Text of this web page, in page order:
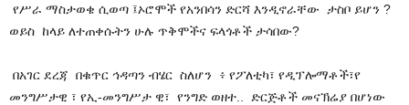
የሥራ ማስታወቄ ሲወጣ ፤ኦሮሞች የአንበሳን ድርሻ እንዲኖራቸው ታስቦ ይሆን ?
ወይስ ከላይ ለተጠቀሱትን ሁሉ ጥቅሞችና ፍላጎቶች ታሳበው?
በአገር ደረጃ በቁጥር ኅዳጣን ብሄር ስለሆን ፥ የፖለቲካ፣ የዲፕሎማቶች፣የ
መንግሥታዊ ፣ የኢ-መንግሥታ ዊ፣ የንግድ ወዘተ.. ድርጅቶች መናኽሬያ በሆነው